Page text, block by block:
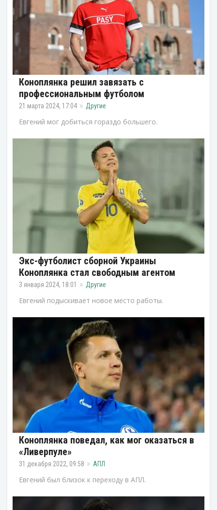
Коноплянка решил завязать с
профессиональным футболом
21 марта 2024, 17:04 Другие
Евгений мог добиться гораздо большего.
Экс-футболист сборной Украины
Коноплянка стал свободным агентом
3 января 2024, 18:01 Другие
Евгений подыскивает новое место работы.
Коноплянка поведал, как мог оказаться в
«Ливерпуле»
31 декабря 2022, 09:58 АПЛ
Евгений был близок к переходу в АПЛ.